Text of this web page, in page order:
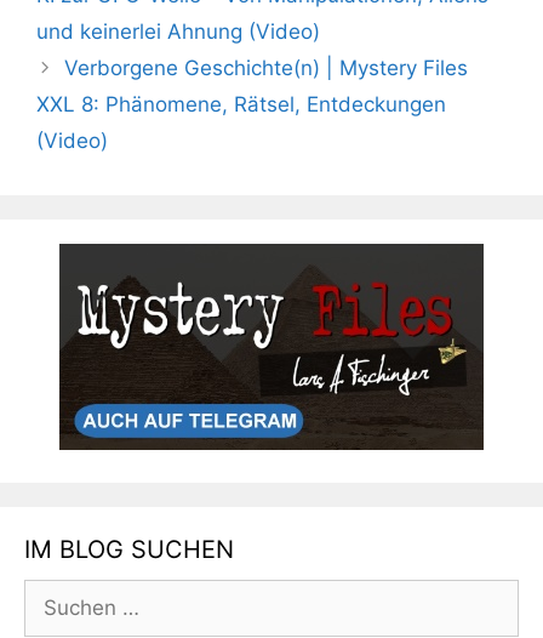
und keinerlei Ahnung (Video)
Verborgene Geschichte(n) | Mystery Files
XXL 8: Phänomene, Rätsel, Entdeckungen
(Video)
IM BLOG SUCHEN
Suchen
nach: